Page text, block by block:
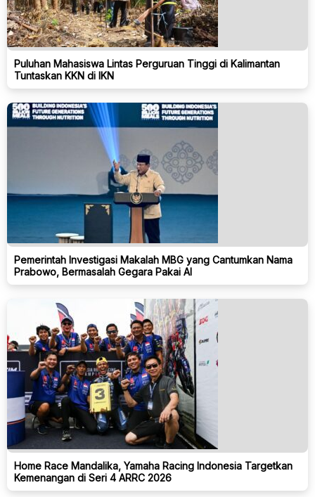
Puluhan Mahasiswa Lintas Perguruan Tinggi di Kalimantan
Tuntaskan KKN di IKN
Pemerintah Investigasi Makalah MBG yang Cantumkan Nama
Prabowo, Bermasalah Gegara Pakai AI
Home Race Mandalika, Yamaha Racing Indonesia Targetkan
Kemenangan di Seri 4 ARRC 2026